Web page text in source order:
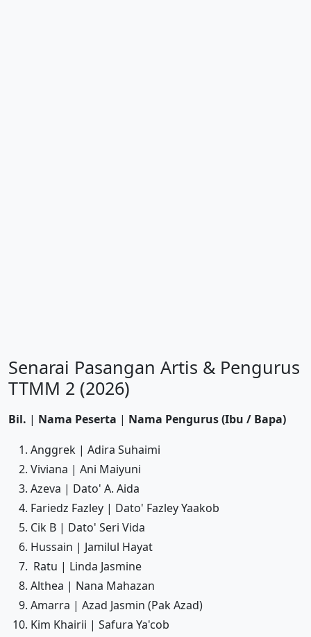
Senarai Pasangan Artis & Pengurus
TTMM 2 (2026)
Bil. | Nama Peserta | Nama Pengurus (Ibu / Bapa)
Anggrek | Adira Suhaimi
Viviana | Ani Maiyuni
Azeva | Dato' A. Aida
Fariedz Fazley | Dato' Fazley Yaakob
Cik B | Dato' Seri Vida
Hussain | Jamilul Hayat
Ratu | Linda Jasmine
Althea | Nana Mahazan
Amarra | Azad Jasmin (Pak Azad)
Kim Khairii | Safura Ya'cob